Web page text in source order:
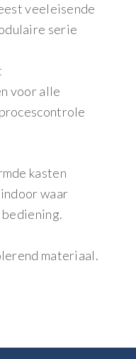
veeleisende
serie
voor alle
kasten
waar
materiaal.